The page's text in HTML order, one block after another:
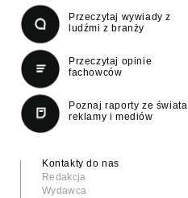
Przeczytaj wywiady z
ludźmi z branży
Przeczytaj opinie
fachowców
Poznaj raporty ze świata
reklamy i mediów
Kontakty do nas
Redakcja
Wydawca